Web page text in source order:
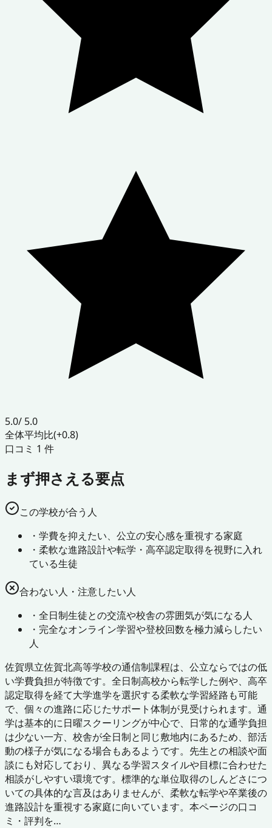
5.0/ 5.0
全体平均比(+0.8)
口コミ 1 件
まず押さえる要点
この学校が合う人
・ 学費を抑えたい、公立の安心感を重視する家庭
・ 柔軟な進路設計や転学・高卒認定取得を視野に入れ
ている生徒
合わない人・注意したい人
・ 全日制生徒との交流や校舎の雰囲気が気になる人
・ 完全なオンライン学習や登校回数を極力減らしたい
人
佐賀県立佐賀北高等学校の通信制課程は、公立ならではの低
い学費負担が特徴です。全日制高校から転学した例や、高卒
認定取得を経て大学進学を選択する柔軟な学習経路も可能
で、個々の進路に応じたサポート体制が見受けられます。通
学は基本的に日曜スクーリングが中心で、日常的な通学負担
は少ない一方、校舎が全日制と同じ敷地内にあるため、部活
動の様子が気になる場合もあるようです。先生との相談や面
談にも対応しており、異なる学習スタイルや目標に合わせた
相談がしやすい環境です。標準的な単位取得のしんどさにつ
いての具体的な言及はありませんが、柔軟な転学や卒業後の
進路設計を重視する家庭に向いています。本ページの口コ
ミ・評判を…